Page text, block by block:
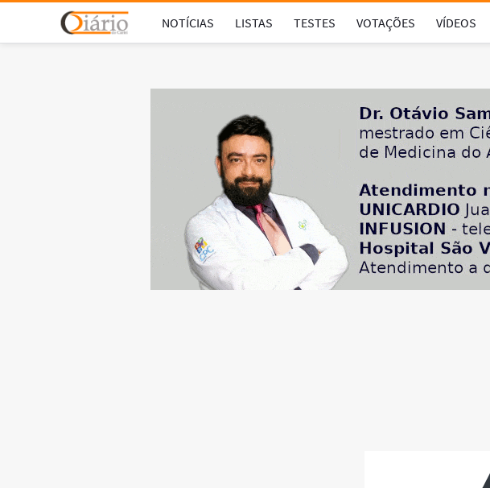
NOTÍCIAS LISTAS TESTES VOTAÇÕES VÍDEOS